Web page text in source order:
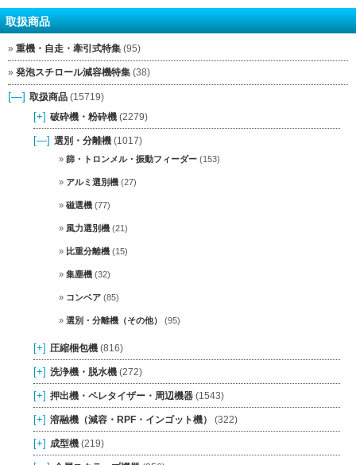
取扱商品
重機・自走・牽引式特集 (95)
発泡スチロール減容機特集 (38)
[—] 取扱商品 (15719)
[+] 破砕機・粉砕機 (2279)
[—] 選別・分離機 (1017)
篩・トロンメル・振動フィーダー (153)
アルミ選別機 (27)
磁選機 (77)
風力選別機 (21)
比重分離機 (15)
集塵機 (32)
コンベア (85)
選別・分離機（その他） (95)
[+] 圧縮梱包機 (816)
[+] 洗浄機・脱水機 (272)
[+] 押出機・ペレタイザー・周辺機器 (1543)
[+] 溶融機（減容・RPF・インゴット機） (322)
[+] 成型機 (219)